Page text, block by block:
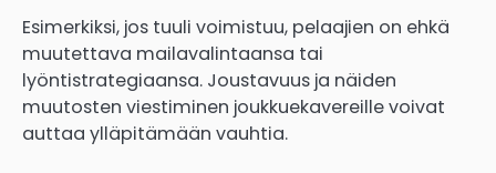
Esimerkiksi, jos tuuli voimistuu, pelaajien on ehkä
muutettava mailavalintaansa tai
lyöntistrategiaansa. Joustavuus ja näiden
muutosten viestiminen joukkuekavereille voivat
auttaa ylläpitämään vauhtia.